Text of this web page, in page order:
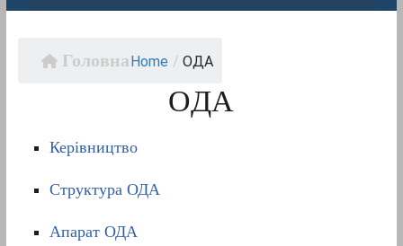
Home / OДА
OДА
Керівництво
Структура ОДА
Апарат ОДА